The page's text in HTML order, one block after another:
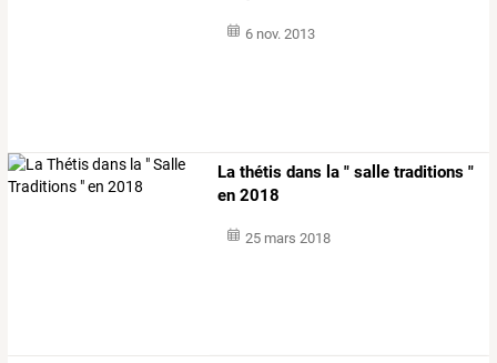
6 nov. 2013
La thétis dans la " salle traditions "
en 2018
25 mars 2018